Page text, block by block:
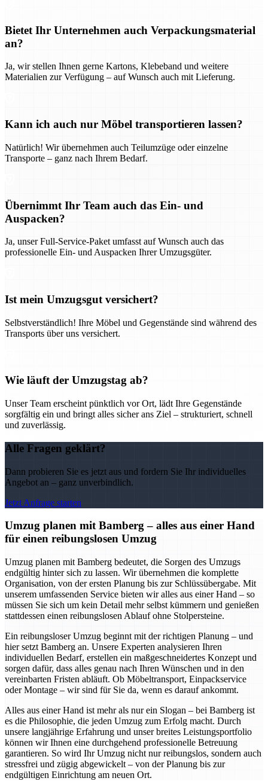
Bietet Ihr Unternehmen auch Verpackungsmaterial
an?
Ja, wir stellen Ihnen gerne Kartons, Klebeband und weitere
Materialien zur Verfügung – auf Wunsch auch mit Lieferung.
Kann ich auch nur Möbel transportieren lassen?
Natürlich! Wir übernehmen auch Teilumzüge oder einzelne
Transporte – ganz nach Ihrem Bedarf.
Übernimmt Ihr Team auch das Ein- und
Auspacken?
Ja, unser Full-Service-Paket umfasst auf Wunsch auch das
professionelle Ein- und Auspacken Ihrer Umzugsgüter.
Ist mein Umzugsgut versichert?
Selbstverständlich! Ihre Möbel und Gegenstände sind während des
Transports über uns versichert.
Wie läuft der Umzugstag ab?
Unser Team erscheint pünktlich vor Ort, lädt Ihre Gegenstände
sorgfältig ein und bringt alles sicher ans Ziel – strukturiert, schnell
und zuverlässig.
Alle Fragen geklärt?
Dann probieren Sie es jetzt aus und fordern Sie Ihr individuelles
Angebot an – ganz unverbindlich.
Jetzt Anfrage starten
Umzug planen mit Bamberg – alles aus einer Hand
für einen reibungslosen Umzug
Umzug planen mit Bamberg bedeutet, die Sorgen des Umzugs
endgültig hinter sich zu lassen. Wir übernehmen die komplette
Organisation, von der ersten Planung bis zur Schlüssübergabe. Mit
unserem umfassenden Service bieten wir alles aus einer Hand – so
müssen Sie sich um kein Detail mehr selbst kümmern und genießen
stattdessen einen reibungslosen Ablauf ohne Stolpersteine.
Ein reibungsloser Umzug beginnt mit der richtigen Planung – und
hier setzt Bamberg an. Unsere Experten analysieren Ihren
individuellen Bedarf, erstellen ein maßgeschneidertes Konzept und
sorgen dafür, dass alles genau nach Ihren Wünschen und in den
vereinbarten Fristen abläuft. Ob Möbeltransport, Einpackservice
oder Montage – wir sind für Sie da, wenn es darauf ankommt.
Alles aus einer Hand ist mehr als nur ein Slogan – bei Bamberg ist
es die Philosophie, die jeden Umzug zum Erfolg macht. Durch
unsere langjährige Erfahrung und unser breites Leistungsportfolio
können wir Ihnen eine durchgehend professionelle Betreuung
garantieren. So wird Ihr Umzug nicht nur reibungslos, sondern auch
stressfrei und zügig abgewickelt – von der Planung bis zur
endgültigen Einrichtung am neuen Ort.